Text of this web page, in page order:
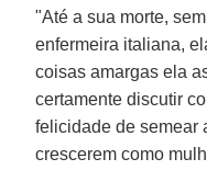
"Até a sua morte,
enfermeira italiana,
coisas amargas ela
certamente discutir
felicidade de semear
crescerem como